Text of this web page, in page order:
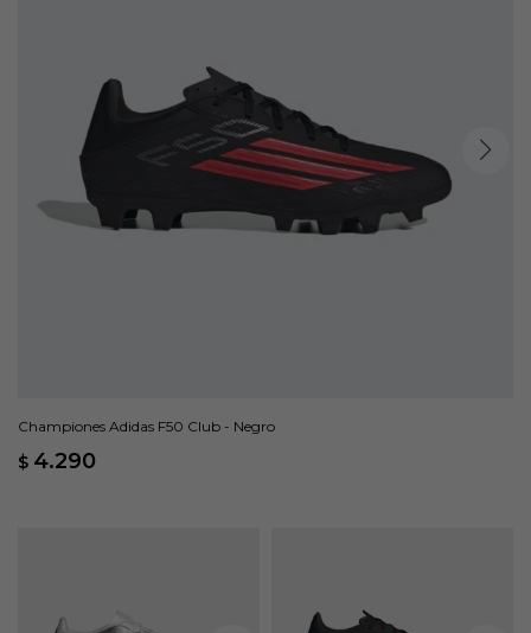
Championes Adidas F50 Club - Negro
$ 4.290